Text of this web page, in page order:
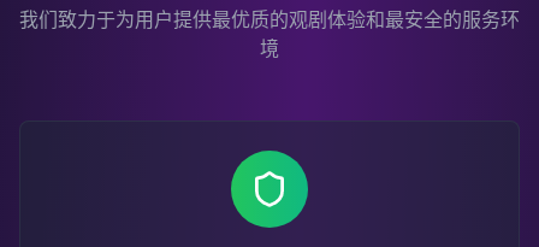
我们致力于为用户提供最优质的观剧体验和最安全的服务环
境